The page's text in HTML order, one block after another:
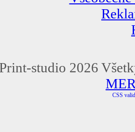
Print-studio 2026
CSS